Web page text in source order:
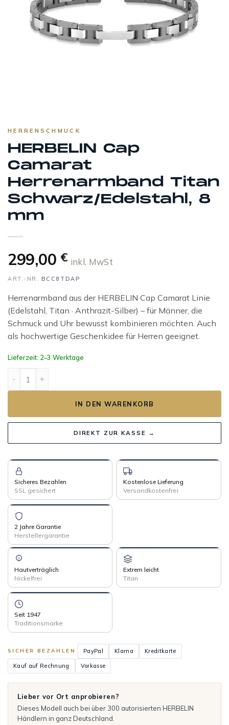
HERRENSCHMUCK
HERBELIN Cap
Camarat
Herrenarmband Titan
Schwarz/Edelstahl, 8
mm
299,00 € inkl. MwSt
ART.-NR. BCC8TDAP
Herrenarmband aus der HERBELIN Cap Camarat Linie
(Edelstahl, Titan · Anthrazit-Silber) – für Männer, die
Schmuck und Uhr bewusst kombinieren möchten. Auch
als hochwertige Geschenkidee für Herren geeignet.
Lieferzeit: 2–3 Werktage
IN DEN WARENKORB
DIREKT ZUR KASSE →
Sicheres Bezahlen
SSL gesichert
Kostenlose Lieferung
Versandkostenfrei
2 Jahre Garantie
Herstellergarantie
Hautverträglich
Nickelfrei
Extrem leicht
Titan
Seit 1947
Traditionsmarke
SICHER BEZAHLEN PayPal Klarna Kreditkarte
Kauf auf Rechnung Vorkasse
Lieber vor Ort anprobieren?
Dieses Modell auch bei über 300 autorisierten HERBELIN
Händlern in ganz Deutschland.